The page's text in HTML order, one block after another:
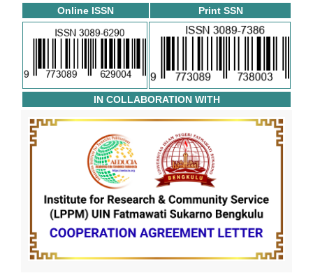
Online ISSN
Print SSN
IN COLLABORATION WITH